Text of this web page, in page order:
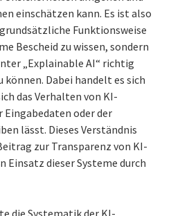
einschätzen kann. Es ist also
Funktionsweise
Bescheid zu wissen, sondern
„Explainable AI“ richtig
Dabei handelt es sich
das Verhalten von KI-
Eingabedaten oder der
lässt. Dieses Verständnis
zur Transparenz von KI-
Einsatz dieser Systeme durch